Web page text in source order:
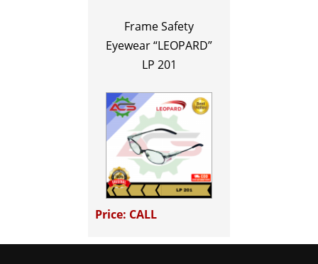
Frame Safety
Eyewear “LEOPARD”
LP 201
Price: CALL